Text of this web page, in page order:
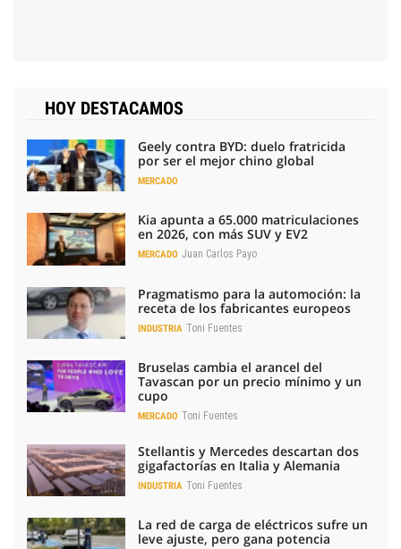
HOY DESTACAMOS
Geely contra BYD: duelo fratricida
por ser el mejor chino global
MERCADO
Kia apunta a 65.000 matriculaciones
en 2026, con más SUV y EV2
MERCADO Juan Carlos Payo
Pragmatismo para la automoción: la
receta de los fabricantes europeos
INDUSTRIA Toni Fuentes
Bruselas cambia el arancel del
Tavascan por un precio mínimo y un
cupo
MERCADO Toni Fuentes
Stellantis y Mercedes descartan dos
gigafactorías en Italia y Alemania
INDUSTRIA Toni Fuentes
La red de carga de eléctricos sufre un
leve ajuste, pero gana potencia